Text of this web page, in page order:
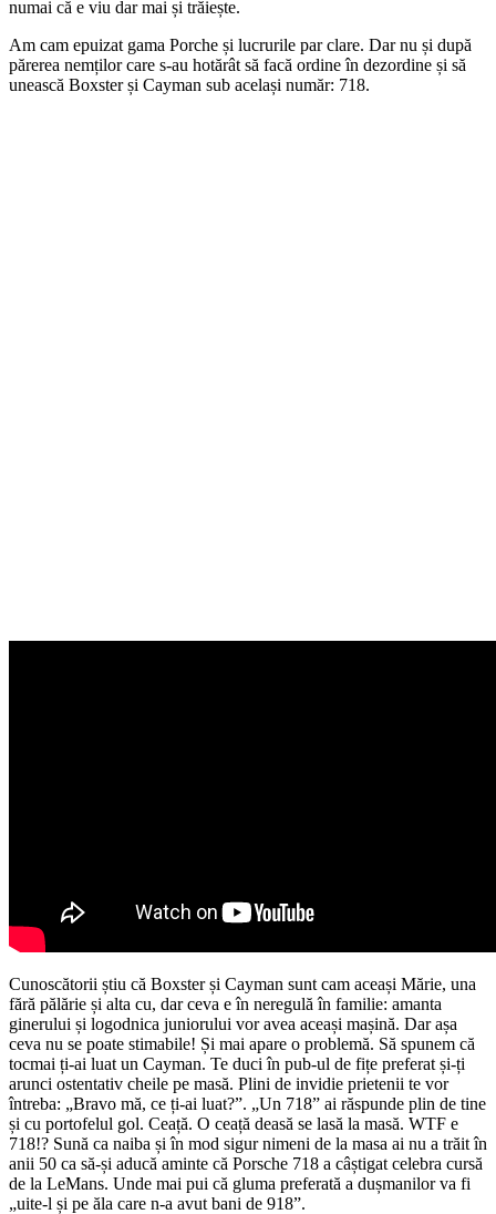
numai că e viu dar mai și trăiește.
Am cam epuizat gama Porche și lucrurile par clare. Dar nu și după
părerea nemților care s-au hotărât să facă ordine în dezordine și să
unească Boxster și Cayman sub același număr: 718.
Cunoscătorii știu că Boxster și Cayman sunt cam aceași Mărie, una
fără pălărie și alta cu, dar ceva e în neregulă în familie: amanta
ginerului și logodnica juniorului vor avea aceași mașină. Dar așa
ceva nu se poate stimabile! Și mai apare o problemă. Să spunem că
tocmai ți-ai luat un Cayman. Te duci în pub-ul de fițe preferat și-ți
arunci ostentativ cheile pe masă. Plini de invidie prietenii te vor
întreba: „Bravo mă, ce ți-ai luat?”. „Un 718” ai răspunde plin de tine
și cu portofelul gol. Ceață. O ceață deasă se lasă la masă. WTF e
718!? Sună ca naiba și în mod sigur nimeni de la masa ai nu a trăit în
anii 50 ca să-și aducă aminte că Porsche 718 a câștigat celebra cursă
de la LeMans. Unde mai pui că gluma preferată a dușmanilor va fi
„uite-l și pe ăla care n-a avut bani de 918”.